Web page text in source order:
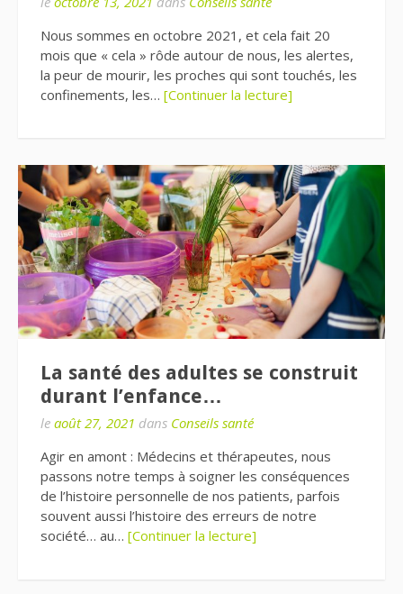
Nous sommes en octobre 2021, et cela fait 20
mois que « cela » rôde autour de nous, les alertes,
la peur de mourir, les proches qui sont touchés, les
confinements, les… [Continuer la lecture]
La santé des adultes se construit
durant l’enfance…
le août 27, 2021 dans Conseils santé
Agir en amont : Médecins et thérapeutes, nous
passons notre temps à soigner les conséquences
de l’histoire personnelle de nos patients, parfois
souvent aussi l’histoire des erreurs de notre
société… au… [Continuer la lecture]